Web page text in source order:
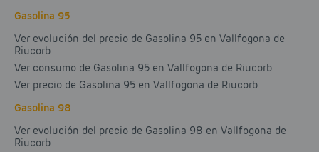
Gasolina 95
Ver evolución del precio de Gasolina 95 en Vallfogona de
Riucorb
Ver consumo de Gasolina 95 en Vallfogona de Riucorb
Ver precio de Gasolina 95 en Vallfogona de Riucorb
Gasolina 98
Ver evolución del precio de Gasolina 98 en Vallfogona de
Riucorb